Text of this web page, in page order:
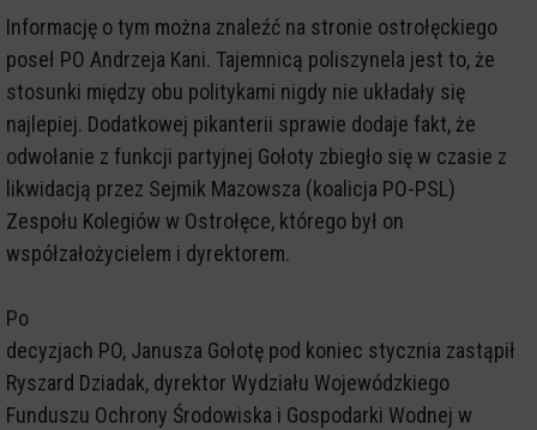
Informację o tym można znaleźć na stronie ostrołęckiego
poseł PO Andrzeja Kani. Tajemnicą poliszynela jest to, że
stosunki między obu politykami nigdy nie układały się
najlepiej. Dodatkowej pikanterii sprawie dodaje fakt, że
odwołanie z funkcji partyjnej Gołoty zbiegło się w czasie z
likwidacją przez Sejmik Mazowsza (koalicja PO-PSL)
Zespołu Kolegiów w Ostrołęce, którego był on
współzałożycielem i dyrektorem.
Po
decyzjach PO, Janusza Gołotę pod koniec stycznia zastąpił
Ryszard Dziadak, dyrektor Wydziału Wojewódzkiego
Funduszu Ochrony Środowiska i Gospodarki Wodnej w